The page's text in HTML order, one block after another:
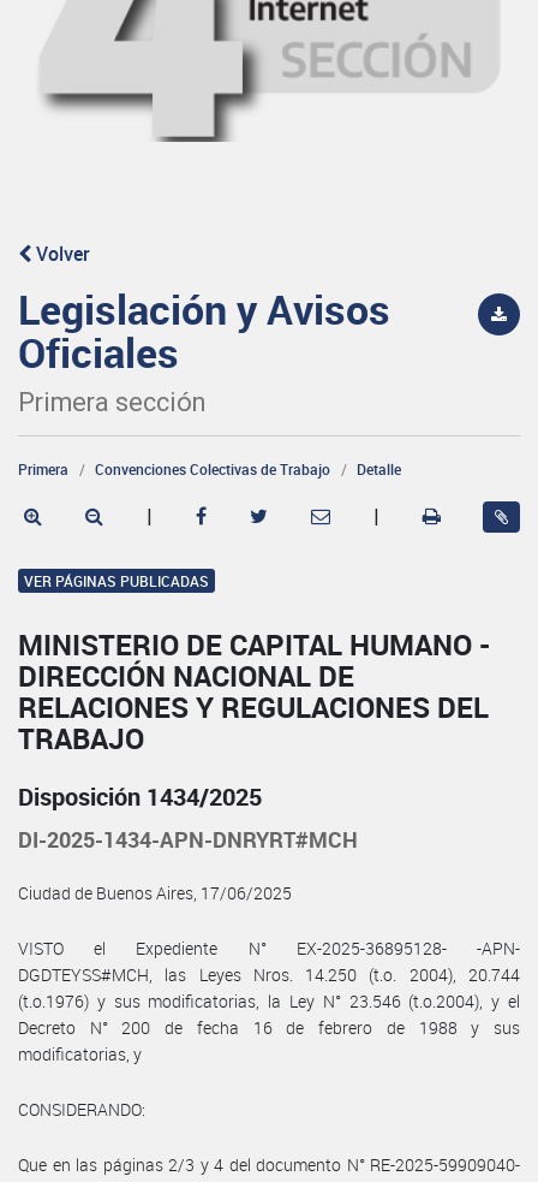
Volver
Legislación y Avisos
Oficiales
Primera sección
Primera Convenciones Colectivas de Trabajo Detalle
| |
VER PÁGINAS PUBLICADAS
MINISTERIO DE CAPITAL HUMANO -
DIRECCIÓN NACIONAL DE
RELACIONES Y REGULACIONES DEL
TRABAJO
Disposición 1434/2025
DI-2025-1434-APN-DNRYRT#MCH
Ciudad de Buenos Aires, 17/06/2025
VISTO el Expediente N° EX-2025-36895128- -APN-
DGDTEYSS#MCH, las Leyes Nros. 14.250 (t.o. 2004), 20.744
(t.o.1976) y sus modificatorias, la Ley N° 23.546 (t.o.2004), y el
Decreto N° 200 de fecha 16 de febrero de 1988 y sus
modificatorias, y
CONSIDERANDO:
Que en las páginas 2/3 y 4 del documento N° RE-2025-59909040-